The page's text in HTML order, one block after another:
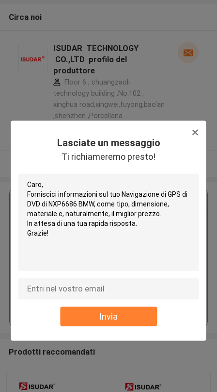
Lasciate un messaggio
Ti richiameremo presto!
Invia
Circa noi
ISUDAR TECHNOLOGY
CO.,LTD profilo del
produttore
Floor 6 , chuangzaoli
technology building ,No.102 ,
xinghua road,xingwei,fuyong,bao'an
,shenzhen ,Porcellana
Fornitore verificato
Osservi più
Ottieni il miglior prezzo per
Navigazione di GPS di DVD di
Prodotti raccomandati